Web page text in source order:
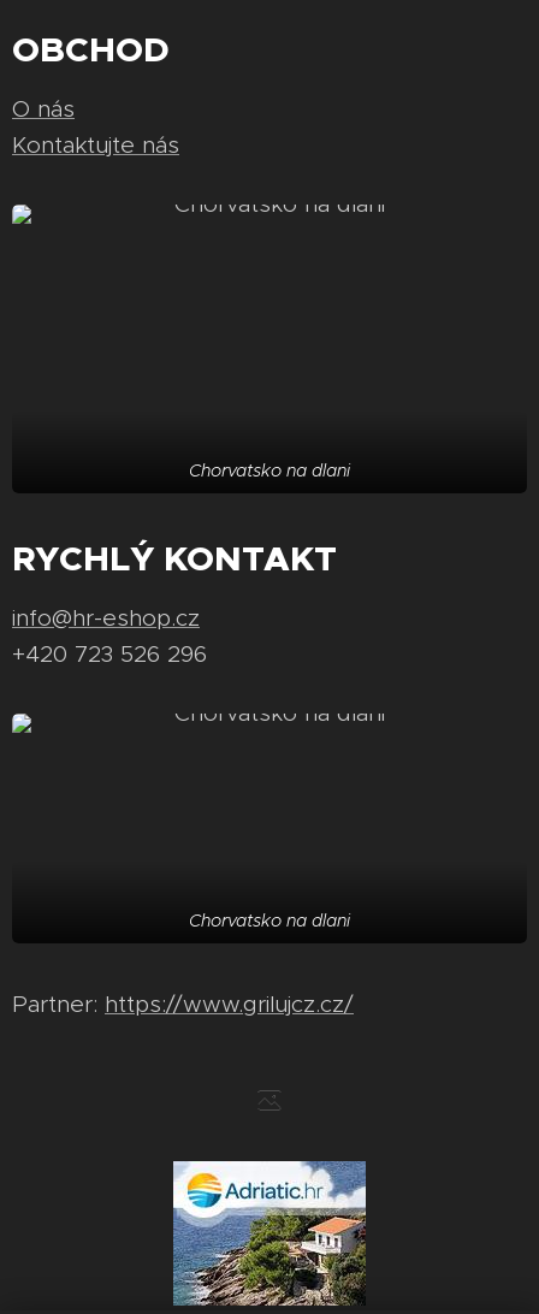
OBCHOD
O nás
Kontaktujte nás
Chorvatsko na dlani
RYCHLÝ KONTAKT
info@hr-eshop.cz
+420 723 526 296
Chorvatsko na dlani
Partner: https://www.grilujcz.cz/